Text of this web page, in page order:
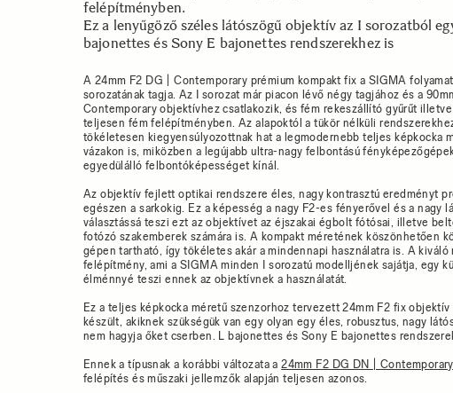
felépítményben.
Ez a lenyűgöző széles látószögű objektív az I sorozatból
bajonettes és Sony E bajonettes rendszerekhez is
A 24mm F2 DG | Contemporary prémium kompakt fix a SIGMA
sorozatának tagja. Az I sorozat már piacon lévő négy tagjához és a
Contemporary objektívhez csatlakozik, és fém rekeszállító gyűrűt
teljesen fém felépítményben. Az alapoktól a tükör nélküli
tökéletesen kiegyensúlyozottnak hat a legmodernebb teljes képkocka
vázakon is, miközben a legújabb ultra-nagy felbontású
egyedülálló felbontóképességet kínál.
Az objektív fejlett optikai rendszere éles, nagy kontrasztú eredményt
egészen a sarkokig. Ez a képesség a nagy F2-es fényerővel és a nagy
választássá teszi ezt az objektívet az éjszakai égbolt fótósai, illetve
fotózó szakemberek számára is. A kompakt méretének köszönhetően
gépen tartható, így tökéletes akár a mindennapi használatra is. A
felépítmény, ami a SIGMA minden I sorozatú modelljének sajátja, egy
élménnyé teszi ennek az objektívnek a használatát.
Ez a teljes képkocka méretű szenzorhoz tervezett 24mm F2 fix objektív
készült, akiknek szükségük van egy olyan egy éles, robusztus, nagy
nem hagyja őket cserben. L bajonettes és Sony E bajonettes
Ennek a típusnak a korábbi változata a24mm F2 DG DN | Contemporary
felépítés és műszaki jellemzők alapján teljesen azonos.